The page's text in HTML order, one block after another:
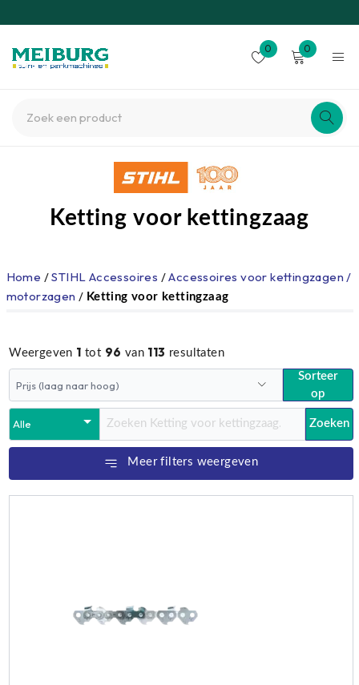
0 0
Ketting voor kettingzaag
Home /STIHL Accessoires /Accessoires voor kettingzagen /
motorzagen / Ketting voor kettingzaag
Weergeven 1 tot 96 van 113 resultaten
Sorteer
op
Zoeken
Meer filters weergeven